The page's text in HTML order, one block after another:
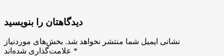
دیدگاهتان را بنویسید
نشانی ایمیل شما منتشر نخواهد شد. بخش‌های موردنیاز
*